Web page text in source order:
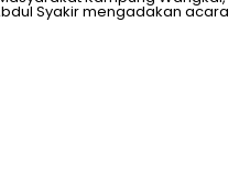
Syakir mengadakan acara